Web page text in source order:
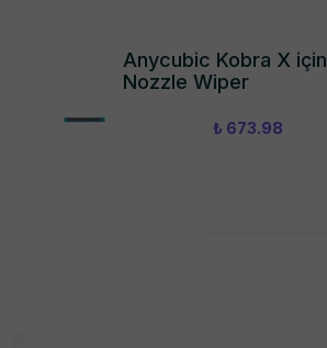
Anycubic Kobra X için
Nozzle Wiper
₺ 673.98